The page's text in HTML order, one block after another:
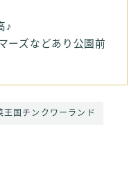
♪
ーズなどあり公園前
王国チンクワーランド